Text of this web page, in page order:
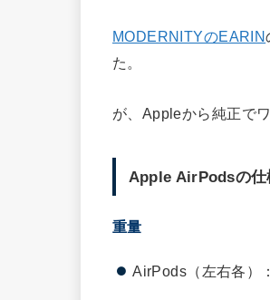
MODERNITYのEARIN
た。
が、Appleから純正で
Apple AirPodsの仕
重量
AirPods（左右各）